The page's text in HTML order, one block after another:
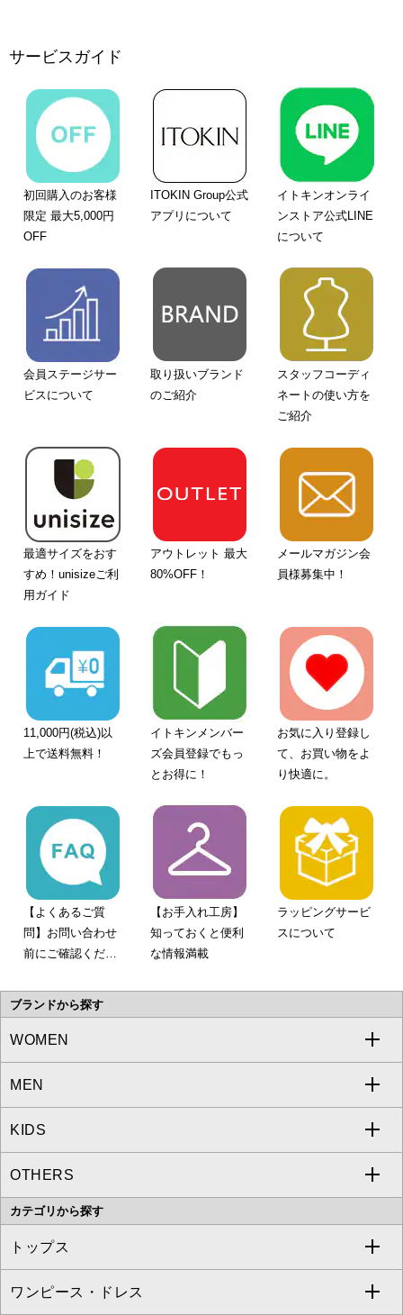
サービスガイド
初回購入のお客様
限定 最大5,000円
OFF
ITOKIN Group公式
アプリについて
イトキンオンライ
ンストア公式LINE
について
会員ステージサー
ビスについて
取り扱いブランド
のご紹介
スタッフコーディ
ネートの使い方を
ご紹介
最適サイズをおす
すめ！unisizeご利
用ガイド
アウトレット 最大
80%OFF！
メールマガジン会
員様募集中！
11,000円(税込)以
上で送料無料！
イトキンメンバー
ズ会員登録でもっ
とお得に！
お気に入り登録し
て、お買い物をよ
り快適に。
【よくあるご質
問】お問い合わせ
前にご確認くださ
【お手入れ工房】
知っておくと便利
な情報満載
ラッピングサービ
スについて
ブランドから探す
WOMEN
a.v.v
MICHEL KLEIN
MK MICHEL KLEIN
OFUON le MK
MEN
a.v.v
MICHEL KLEIN HOMME
MK MICHEL KLEIN HOMME
KIDS
a.v.v
OTHERS
MK MICHEL KLEIN BAG
カテゴリから探す
トップス
すべてのトップス
ワンピース・ドレス